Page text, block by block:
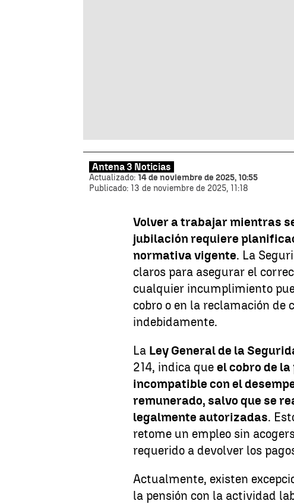
Antena 3 Noticias
Actualizado: 14 de noviembre de 2025, 10:55
Publicado: 13 de noviembre de 2025, 11:18
Volver a trabajar mientras
jubilación requiere
normativa vigente. La
claros para asegurar el
cualquier incumplimiento
cobro o en la reclamación de
indebidamente.
La Ley General de la
214, indica queel cobro de
incompatible con el
remunerado, salvo que se
legalmente autorizadas.
retome un empleo sin
requerido a devolver los
Actualmente, existen
la pensión con la actividad